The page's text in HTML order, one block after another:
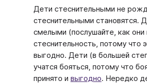
Дети стеснительными не
стеснительными становятся.
смелыми (послушайте, как они
стеснительность, потому что
выгодно. Дети (в большей
учатся бояться, потому что
принято и выгодно. Нередко